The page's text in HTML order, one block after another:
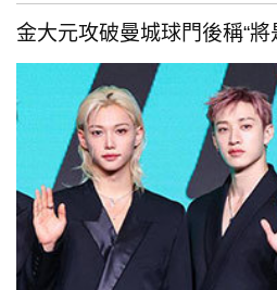
金大元攻破曼城球門後稱“將